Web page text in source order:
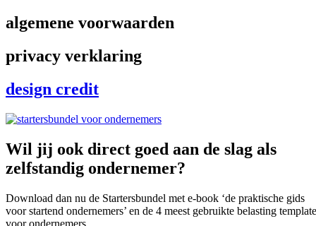
algemene voorwaarden
privacy verklaring
design credit
Wil jij ook direct goed aan de slag als
zelfstandig ondernemer?
Download dan nu de Startersbundel met e-book ‘de praktische gids
voor startend ondernemers’ en de 4 meest gebruikte belasting
voor ondernemers.